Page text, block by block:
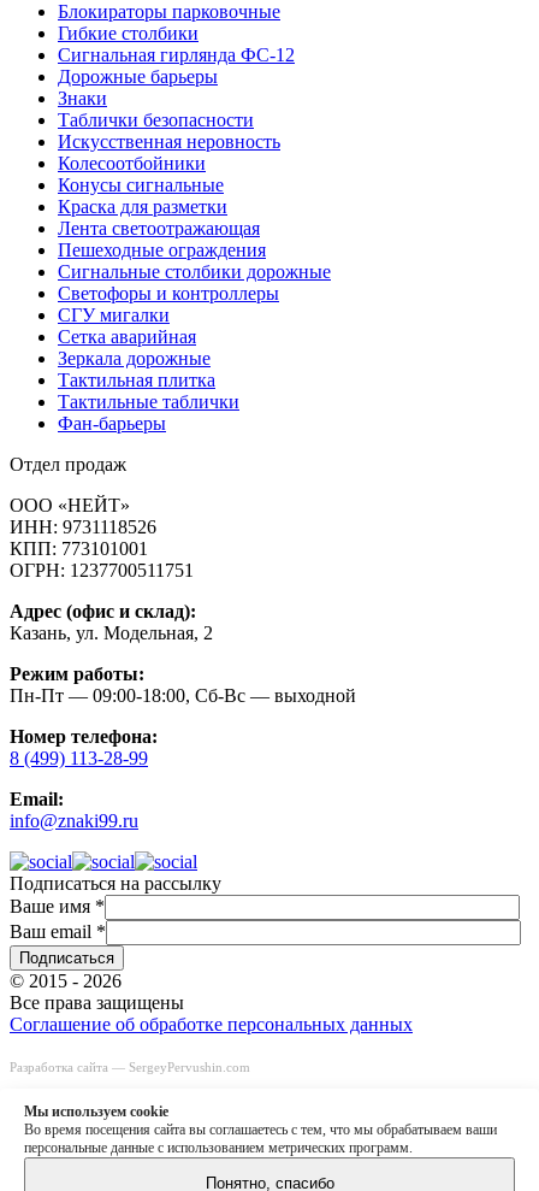
Блокираторы парковочные
Гибкие столбики
Сигнальная гирлянда ФС-12
Дорожные барьеры
Знаки
Таблички безопасности
Искусственная неровность
Колесоотбойники
Конусы сигнальные
Краска для разметки
Лента светоотражающая
Пешеходные ограждения
Сигнальные столбики дорожные
Светофоры и контроллеры
СГУ мигалки
Cетка аварийная
Зеркала дорожные
Тактильная плитка
Тактильные таблички
Фан-барьеры
Отдел продаж
ООО «НЕЙТ»
ИНН: 9731118526
КПП: 773101001
ОГРН: 1237700511751
Адрес (офис и склад):
Казань, ул. Модельная, 2
Режим работы:
Пн-Пт — 09:00-18:00, Сб-Вс — выходной
Номер телефона:
8 (499) 113-28-99
Email:
info@znaki99.ru
Подписаться на рассылку
Ваше имя *
Ваш email *
© 2015 - 2026
Все права защищены
Соглашение об обработке персональных данных
Разработка сайта — SergeyPervushin.com
Мы используем сookie
Во время посещения сайта вы соглашаетесь с тем, что мы обрабатываем ваши
персональные данные с использованием метрических программ.
Понятно, спасибо
Быстрый заказ Заказать звонок
8 (499) 113-28-99
info@znaki99.ru